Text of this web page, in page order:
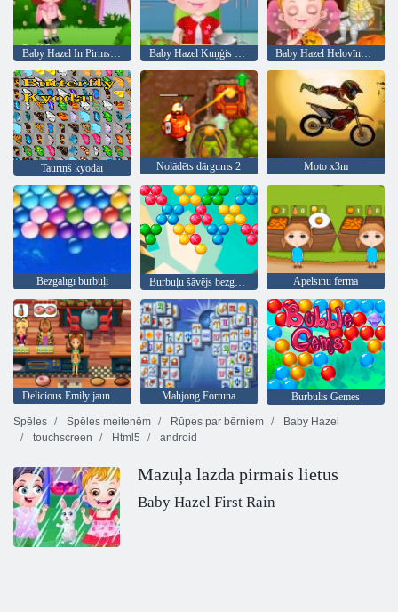
Baby Hazel In Pirmsskolas Baby Hazel Kuņģis Care Baby Hazel Helovīna ballīte
Tauriņš kyodai Nolādēts dārgums 2 Moto x3m
Bezgalīgi burbuļi Burbuļu šāvējs bezgalīgs Apelsīnu ferma
Delicious Emily jauns sākums Mahjong Fortuna
Burbulis Gemes
Spēles
Spēles meitenēm Rūpes par bērniem
Baby Hazel
touchscreen
Html5 android
Mazuļa lazda pirmais lietus
Baby Hazel First Rain